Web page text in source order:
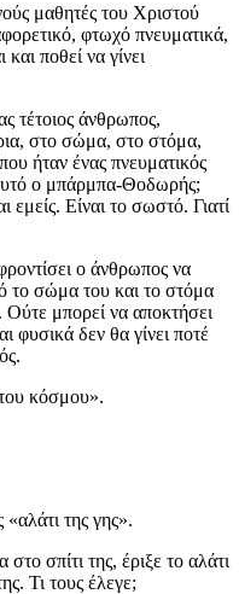
μαθητές του Χριστού
φτωχό πνευματικά,
ποθεί να γίνει
τέτοιος άνθρωπος,
στο σώμα, στο στόμα,
ήταν ένας πνευματικός
ο μπάρμπα-Θοδωρής;
εμείς. Είναι το σωστό. Γιατί
ο άνθρωπος να
το σώμα του και το στόμα
μπορεί να αποκτήσει
δεν θα γίνει ποτέ
κόσμου».
της γης».
σπίτι της, έριξε το αλάτι
Τι τους έλεγε;